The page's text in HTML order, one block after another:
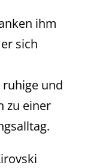
ihm
sich
ruhige und
zu einer